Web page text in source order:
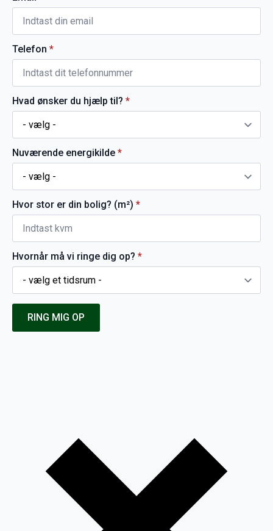
Telefon *
Hvad ønsker du hjælp til? *
Nuværende energikilde *
Hvor stor er din bolig? (m²) *
Hvornår må vi ringe dig op? *
RING MIG OP